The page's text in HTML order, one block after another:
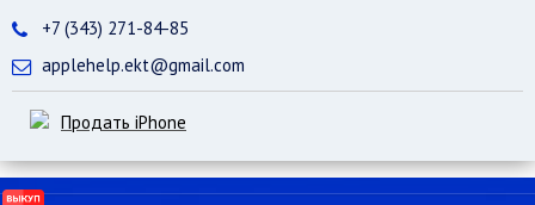
+7 (343) 271-84-85
applehelp.ekt@gmail.com
Продать iPhone